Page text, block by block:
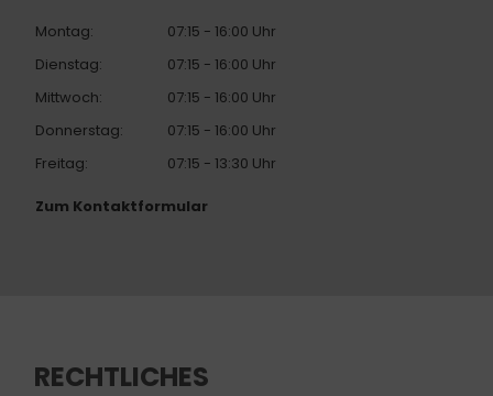
Montag:
07:15 - 16:00 Uhr
Dienstag:
07:15 - 16:00 Uhr
Mittwoch:
07:15 - 16:00 Uhr
Donnerstag:
07:15 - 16:00 Uhr
Freitag:
07:15 - 13:30 Uhr
Zum Kontaktformular
RECHTLICHES